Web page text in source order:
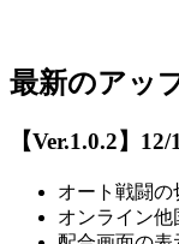
最新のアッ
【Ver.1.0.2】
オート戦闘の
オンライン